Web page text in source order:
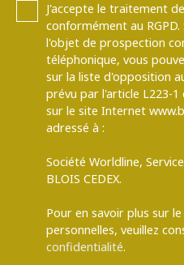
J'accepte le traitement
conformément au
l'objet de prospection
téléphonique, vous
sur la liste d'opposition
prévu par l'article L223-
sur le site Internet
adressé à :
Société Worldline,
BLOIS CEDEX.
Pour en savoir plus sur
personnelles, veuillez
confidentialité.